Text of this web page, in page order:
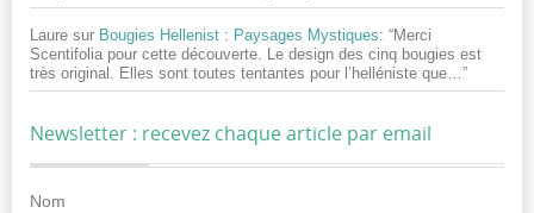
Laure sur Bougies Hellenist : Paysages Mystiques: “Merci
Scentifolia pour cette découverte. Le design des cinq bougies est
très original. Elles sont toutes tentantes pour l’helléniste que… ”
Newsletter : recevez chaque article par email
Nom